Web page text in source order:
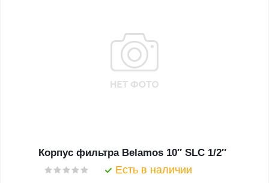
Корпус фильтра Belamos 10″ SLC 1/2″
Есть в наличии